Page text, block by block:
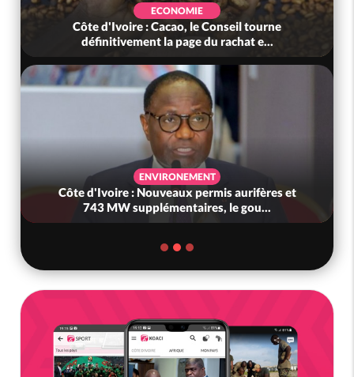
ECONOMIE
Côte d'Ivoire : Cacao, le Conseil tourne
définitivement la page du rachat e...
ENVIRONEMENT
Côte d'Ivoire : Nouveaux permis aurifères et
743 MW supplémentaires, le gou...